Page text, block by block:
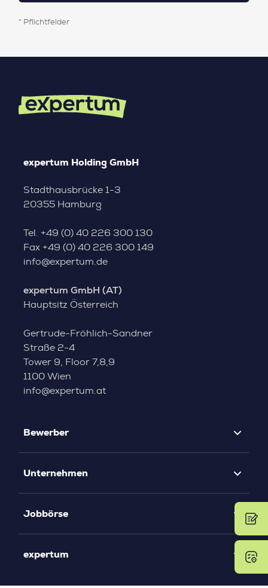
* Pflichtfelder
expertum Holding GmbH
Stadthausbrücke 1-3
20355 Hamburg
Tel. +49 (0) 40 226 300 130
Fax +49 (0) 40 226 300 149
info@expertum.de
expertum GmbH (AT)
Hauptsitz Österreich
Gertrude-Fröhlich-Sandner
Straße 2-4
Tower 9, Floor 7,8,9
1100 Wien
info@expertum.at
Bewerber
Unternehmen
Jobbörse
expertum